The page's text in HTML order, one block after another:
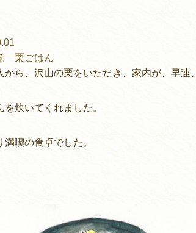
栗ごはん
から、沢山の栗をいただき、家内が、早速、
を炊いてくれました。
満喫の食卓でした。